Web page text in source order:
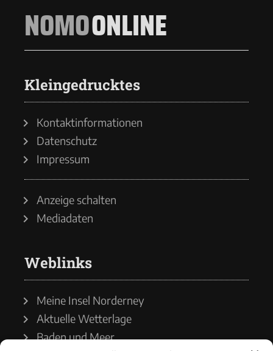
NOMOONLINE
Kleingedrucktes
Kontaktinformationen
Datenschutz
Impressum
Anzeige schalten
Mediadaten
Weblinks
Meine Insel Norderney
Aktuelle Wetterlage
Baden und Meer